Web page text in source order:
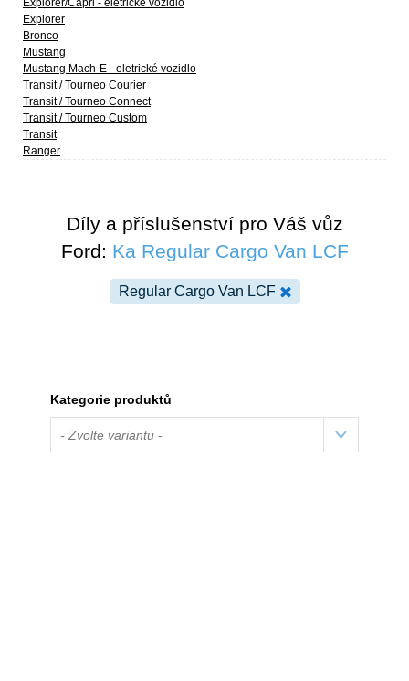
Explorer/Capri - eletrické vozidlo
Explorer
Bronco
Mustang
Mustang Mach-E - eletrické vozidlo
Transit / Tourneo Courier
Transit / Tourneo Connect
Transit / Tourneo Custom
Transit
Ranger
Díly a příslušenství pro Váš vůz
Ford: Ka Regular Cargo Van LCF
Regular Cargo Van LCF
Kategorie produktů
- Zvolte variantu -